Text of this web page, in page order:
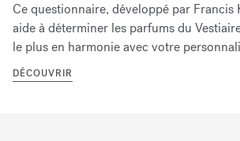
Ce questionnaire, développé par Francis
aide à déterminer les parfums du
le plus en harmonie avec votre
DÉCOUVRIR